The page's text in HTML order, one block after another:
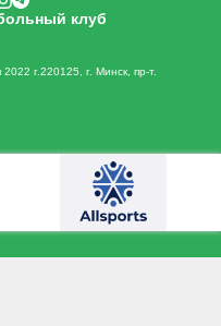
клуб
г.220125, г. Минск, пр-т.